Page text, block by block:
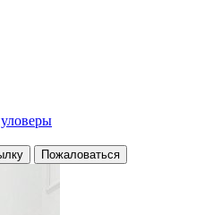
Пожаловаться